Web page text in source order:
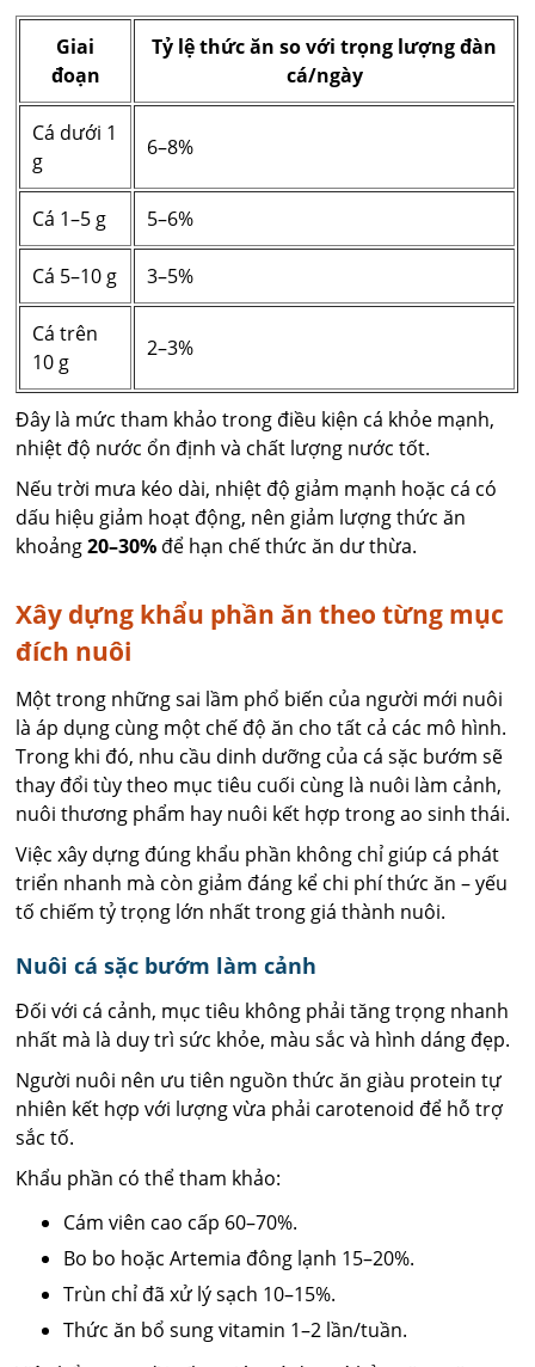
Giai
đoạn
Tỷ lệ thức ăn so với trọng lượng đàn
cá/ngày
Cá dưới 1
g
6–8%
Cá 1–5 g 5–6%
Cá 5–10 g 3–5%
Cá trên
10 g
2–3%
Đây là mức tham khảo trong điều kiện cá khỏe mạnh,
nhiệt độ nước ổn định và chất lượng nước tốt.
Nếu trời mưa kéo dài, nhiệt độ giảm mạnh hoặc cá có
dấu hiệu giảm hoạt động, nên giảm lượng thức ăn
khoảng20–30% để hạn chế thức ăn dư thừa.
Xây dựng khẩu phần ăn theo từng mục
đích nuôi
Một trong những sai lầm phổ biến của người mới nuôi
là áp dụng cùng một chế độ ăn cho tất cả các mô hình.
Trong khi đó, nhu cầu dinh dưỡng của cá sặc bướm sẽ
thay đổi tùy theo mục tiêu cuối cùng là nuôi làm cảnh,
nuôi thương phẩm hay nuôi kết hợp trong ao sinh thái.
Việc xây dựng đúng khẩu phần không chỉ giúp cá phát
triển nhanh mà còn giảm đáng kể chi phí thức ăn – yếu
tố chiếm tỷ trọng lớn nhất trong giá thành nuôi.
Nuôi cá sặc bướm làm cảnh
Đối với cá cảnh, mục tiêu không phải tăng trọng nhanh
nhất mà là duy trì sức khỏe, màu sắc và hình dáng đẹp.
Người nuôi nên ưu tiên nguồn thức ăn giàu protein tự
nhiên kết hợp với lượng vừa phải carotenoid để hỗ trợ
sắc tố.
Khẩu phần có thể tham khảo:
Cám viên cao cấp 60–70%.
Bo bo hoặc Artemia đông lạnh 15–20%.
Trùn chỉ đã xử lý sạch 10–15%.
Thức ăn bổ sung vitamin 1–2 lần/tuần.